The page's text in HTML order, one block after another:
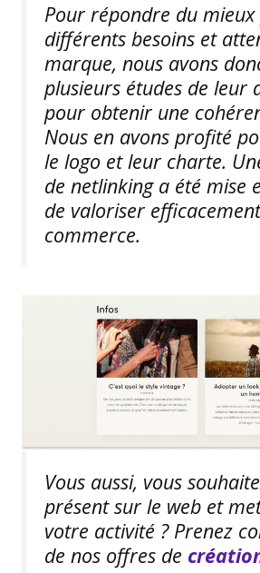
Pour répondre du mieux
différents besoins et
marque, nous avons
plusieurs études de leur
pour obtenir une
Nous en avons profité
le logo et leur charte.
de netlinking a été mise
de valoriser
commerce.
Vous aussi, vous
présent sur le web et
votre activité ? Prenez
de nos offres de